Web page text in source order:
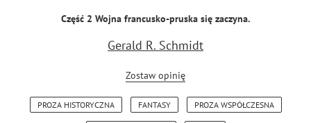
Część 2 Wojna francusko-pruska się zaczyna.
Gerald R. Schmidt
Zostaw opinię
PROZA HISTORYCZNA FANTASY PROZA WSPÓŁCZESNA